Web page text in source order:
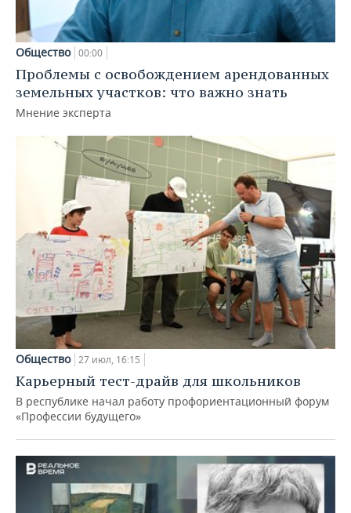
Общество 00:00
Проблемы с освобождением арендованных
земельных участков: что важно знать
Мнение эксперта
Общество 27 июл, 16:15
Карьерный тест-драйв для школьников
В республике начал работу профориентационный форум
«Профессии будущего»